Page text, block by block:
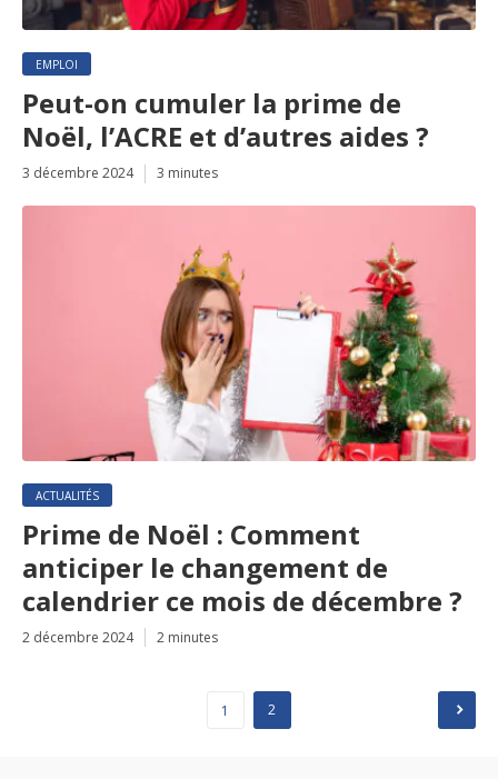
EMPLOI
Peut-on cumuler la prime de
Noël, l’ACRE et d’autres aides ?
3 décembre 2024 3 minutes
ACTUALITÉS
Prime de Noël : Comment
anticiper le changement de
calendrier ce mois de décembre ?
2 décembre 2024 2 minutes
1 2